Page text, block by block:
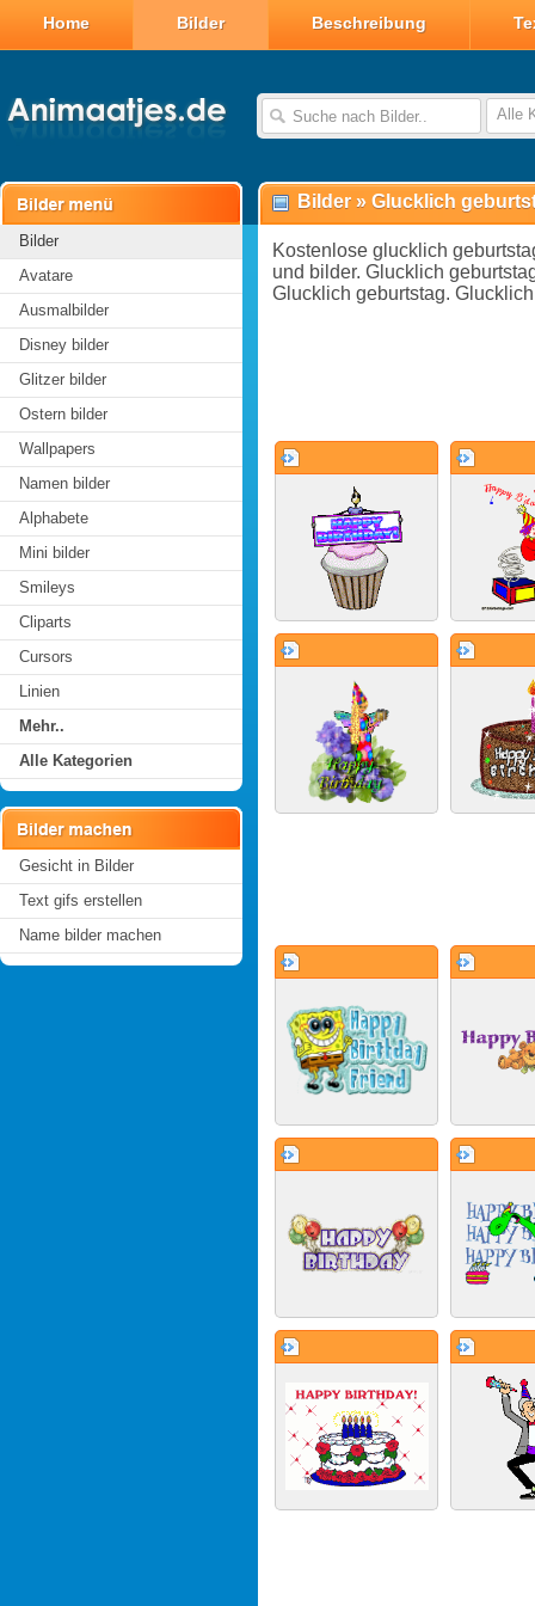
Home Bilder Beschreibung
Alle
Bilder
Avatare
Ausmalbilder
Disney bilder
Glitzer bilder
Ostern bilder
Wallpapers
Namen bilder
Alphabete
Mini bilder
Smileys
Cliparts
Cursors
Linien
Mehr..
Alle Kategorien
Gesicht in Bilder
Text gifs erstellen
Name bilder machen
Bilder » Glucklich
Kostenlose glucklich
und bilder. Glucklich
Glucklich geburtstag.